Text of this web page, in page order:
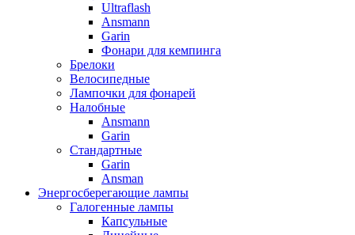
Ultraflash
Ansmann
Garin
Фонари для кемпинга
Брелоки
Велосипедные
Лампочки для фонарей
Налобные
Ansmann
Garin
Стандартные
Garin
Ansman
Энергосберегающие лампы
Галогенные лампы
Капсульные